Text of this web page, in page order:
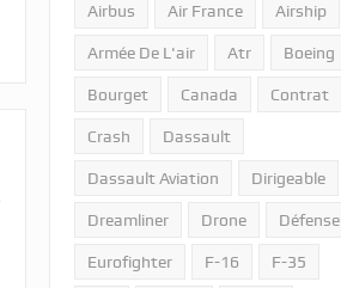
Airbus Air France Airship
Armée De L'air Atr Boeing
Bourget Canada Contrat
Crash Dassault
Dassault Aviation Dirigeable
Dreamliner Drone Défense
Eurofighter F-16 F-35